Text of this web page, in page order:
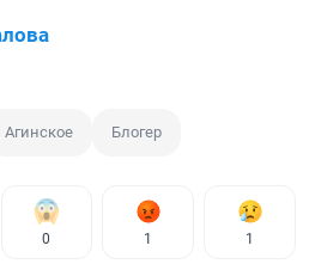
Агинское Блогер
0 1 1